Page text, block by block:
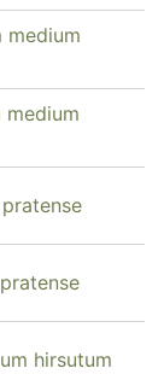
medium
medium
hirsutum